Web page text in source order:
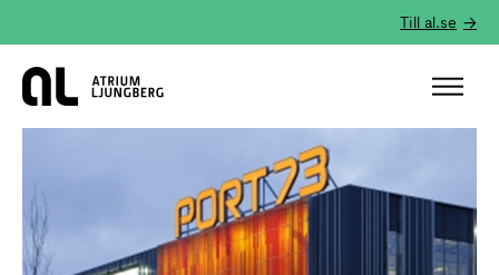
Till al.se
Hem